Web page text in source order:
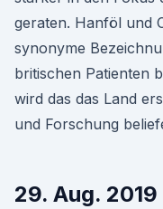
geraten. Hanföl und
synonyme
britischen Patienten
wird das das Land
und Forschung
29. Aug.